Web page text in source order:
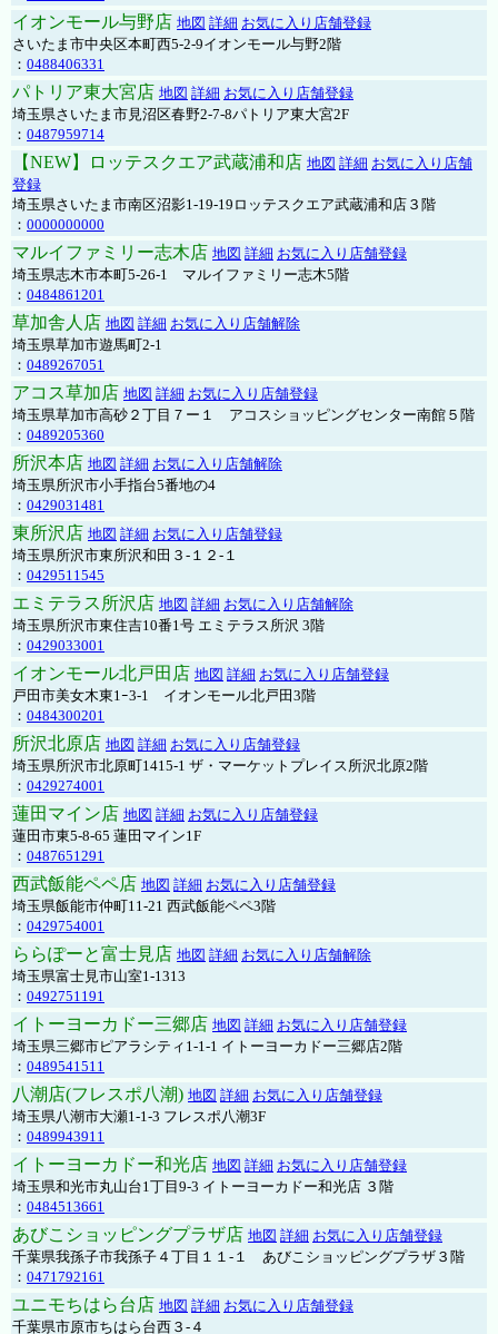
イオンモール与野店 地図 詳細 お気に入り店舗登録
さいたま市中央区本町西5-2-9イオンモール与野2階
： 0488406331
パトリア東大宮店 地図 詳細 お気に入り店舗登録
埼玉県さいたま市見沼区春野2-7-8パトリア東大宮2F
： 0487959714
【NEW】ロッテスクエア武蔵浦和店 地図 詳細 お気に入り店舗
登録
埼玉県さいたま市南区沼影1-19-19ロッテスクエア武蔵浦和店３階
： 0000000000
マルイファミリー志木店 地図 詳細 お気に入り店舗登録
埼玉県志木市本町5-26-1 マルイファミリー志木5階
： 0484861201
草加舎人店 地図 詳細 お気に入り店舗解除
埼玉県草加市遊馬町2-1
： 0489267051
アコス草加店 地図 詳細 お気に入り店舗登録
埼玉県草加市高砂２丁目７ー１ アコスショッピングセンター南館５階
： 0489205360
所沢本店 地図 詳細 お気に入り店舗解除
埼玉県所沢市小手指台5番地の4
： 0429031481
東所沢店 地図 詳細 お気に入り店舗登録
埼玉県所沢市東所沢和田３-１２-１
： 0429511545
エミテラス所沢店 地図 詳細 お気に入り店舗解除
埼玉県所沢市東住吉10番1号 エミテラス所沢 3階
： 0429033001
イオンモール北戸田店 地図 詳細 お気に入り店舗登録
戸田市美女木東1ｰ3‐1 イオンモール北戸田3階
： 0484300201
所沢北原店 地図 詳細 お気に入り店舗登録
埼玉県所沢市北原町1415-1 ザ・マーケットプレイス所沢北原2階
： 0429274001
蓮田マイン店 地図 詳細 お気に入り店舗登録
蓮田市東5-8-65 蓮田マイン1F
： 0487651291
西武飯能ペペ店 地図 詳細 お気に入り店舗登録
埼玉県飯能市仲町11-21 西武飯能ペペ3階
： 0429754001
ららぽーと富士見店 地図 詳細 お気に入り店舗解除
埼玉県富士見市山室1-1313
： 0492751191
イトーヨーカドー三郷店 地図 詳細 お気に入り店舗登録
埼玉県三郷市ピアラシティ1-1-1 イトーヨーカドー三郷店2階
： 0489541511
八潮店(フレスポ八潮) 地図 詳細 お気に入り店舗登録
埼玉県八潮市大瀬1-1-3 フレスポ八潮3F
： 0489943911
イトーヨーカドー和光店 地図 詳細 お気に入り店舗登録
埼玉県和光市丸山台1丁目9-3 イトーヨーカドー和光店 ３階
： 0484513661
あびこショッピングプラザ店 地図 詳細 お気に入り店舗登録
千葉県我孫子市我孫子４丁目１１-１ あびこショッピングプラザ３階
： 0471792161
ユニモちはら台店 地図 詳細 お気に入り店舗登録
千葉県市原市ちはら台西３-４